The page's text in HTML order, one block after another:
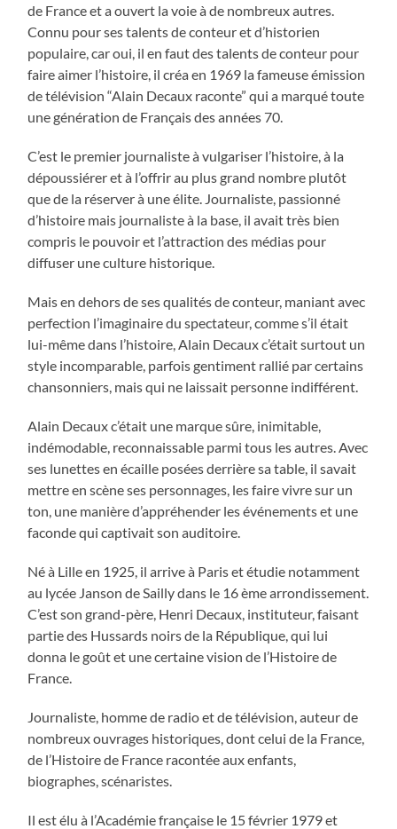
de France et a ouvert la voie à de nombreux autres.
Connu pour ses talents de conteur et d’historien
populaire, car oui, il en faut des talents de conteur pour
faire aimer l’histoire, il créa en 1969 la fameuse émission
de télévision “Alain Decaux raconte” qui a marqué toute
une génération de Français des années 70.
C’est le premier journaliste à vulgariser l’histoire, à la
dépoussiérer et à l’offrir au plus grand nombre plutôt
que de la réserver à une élite. Journaliste, passionné
d’histoire mais journaliste à la base, il avait très bien
compris le pouvoir et l’attraction des médias pour
diffuser une culture historique.
Mais en dehors de ses qualités de conteur, maniant avec
perfection l’imaginaire du spectateur, comme s’il était
lui-même dans l’histoire, Alain Decaux c’était surtout un
style incomparable, parfois gentiment rallié par certains
chansonniers, mais qui ne laissait personne indifférent.
Alain Decaux c’était une marque sûre, inimitable,
indémodable, reconnaissable parmi tous les autres. Avec
ses lunettes en écaille posées derrière sa table, il savait
mettre en scène ses personnages, les faire vivre sur un
ton, une manière d’appréhender les événements et une
faconde qui captivait son auditoire.
Né à Lille en 1925, il arrive à Paris et étudie notamment
au lycée Janson de Sailly dans le 16 ème arrondissement.
C’est son grand-père, Henri Decaux, instituteur, faisant
partie des Hussards noirs de la République, qui lui
donna le goût et une certaine vision de l’Histoire de
France.
Journaliste, homme de radio et de télévision, auteur de
nombreux ouvrages historiques, dont celui de la France,
de l’Histoire de France racontée aux enfants,
biographes, scénaristes.
Il est élu à l’Académie française le 15 février 1979 et